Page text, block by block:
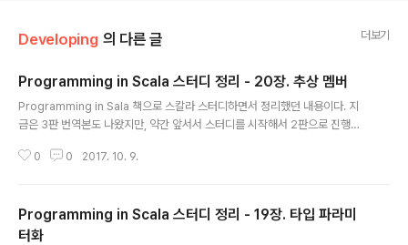
Developing 의 다른 글 더보기
Programming in Scala 스터디 정리 - 20장. 추상 멤버
Programming in Sala 책으로 스칼라 스터디하면서 정리했던 내용이다. 지
금은 3판 번역본도 나왔지만, 약간 앞서서 스터디를 시작해서 2판으로 진행했
버메소드, 필드, 타입 // 추상 멤버 예 trait Abstract { type T def transfor
al 클래스 안에서 변수에 대해 값은 알 수 없지만, 인스턴스에서 변하지 않는 경
우 // 추상 val 선언 val initial: String // 구현 val initial = ..
0 0 2017. 10. 9.
Programming in Scala 스터디 정리 - 19장. 타입 파라미
터화